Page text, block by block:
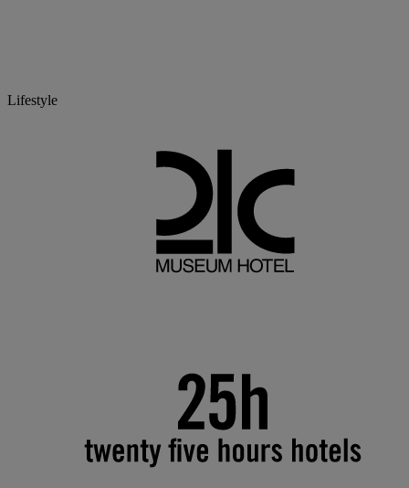
Lifestyle